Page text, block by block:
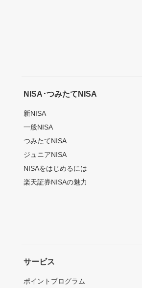
NISA･つみたてNISA
新NISA
一般NISA
つみたてNISA
ジュニアNISA
NISAをはじめるには
楽天証券NISAの魅力
サービス
ポイントプログラム